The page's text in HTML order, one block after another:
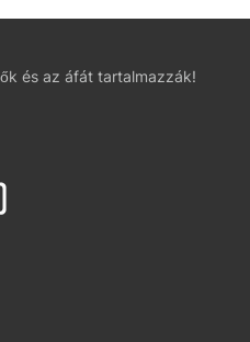
és az áfát tartalmazzák!